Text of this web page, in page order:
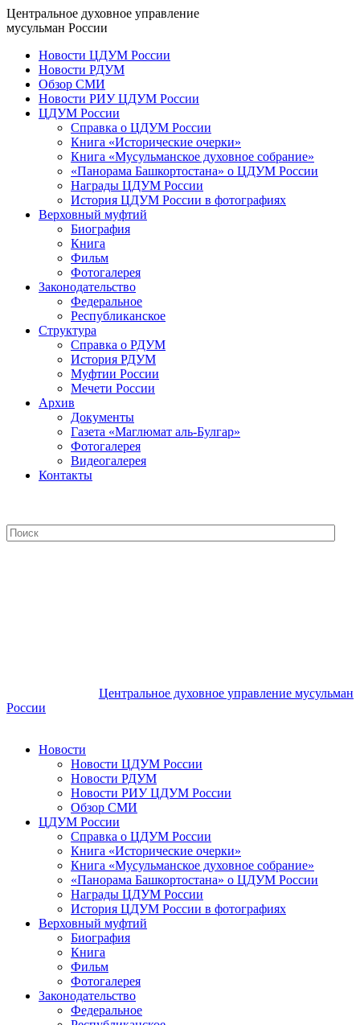
Центральное духовное управление
мусульман России
Новости ЦДУМ России
Новости РДУМ
Обзор СМИ
Новости РИУ ЦДУМ России
ЦДУМ России
Справка о ЦДУМ России
Книга «Исторические очерки»
Книга «Мусульманское духовное собрание»
«Панорама Башкортостана» о ЦДУМ России
Награды ЦДУМ России
История ЦДУМ России в фотографиях
Верховный муфтий
Биография
Книга
Фильм
Фотогалерея
Законодательство
Федеральное
Республиканское
Структура
Справка о РДУМ
История РДУМ
Муфтии России
Мечети России
Архив
Документы
Газета «Маглюмат аль-Булгар»
Фотогалерея
Видеогалерея
Контакты
Центральное духовное управление мусульман
России
Новости
Новости ЦДУМ России
Новости РДУМ
Новости РИУ ЦДУМ России
Обзор СМИ
ЦДУМ России
Справка о ЦДУМ России
Книга «Исторические очерки»
Книга «Мусульманское духовное собрание»
«Панорама Башкортостана» о ЦДУМ России
Награды ЦДУМ России
История ЦДУМ России в фотографиях
Верховный муфтий
Биография
Книга
Фильм
Фотогалерея
Законодательство
Федеральное